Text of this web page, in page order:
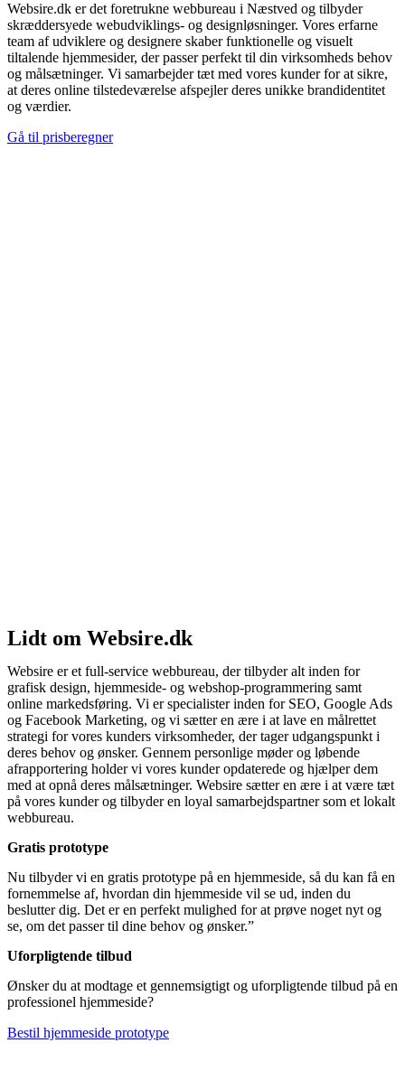
Websire.dk er det foretrukne webbureau i Næstved og tilbyder
skræddersyede webudviklings- og designløsninger. Vores erfarne
team af udviklere og designere skaber funktionelle og visuelt
tiltalende hjemmesider, der passer perfekt til din virksomheds behov
og målsætninger. Vi samarbejder tæt med vores kunder for at sikre,
at deres online tilstedeværelse afspejler deres unikke brandidentitet
og værdier.
Gå til prisberegner
Lidt om Websire.dk
Websire er et full-service webbureau, der tilbyder alt inden for
grafisk design, hjemmeside- og webshop-programmering samt
online markedsføring. Vi er specialister inden for SEO, Google Ads
og Facebook Marketing, og vi sætter en ære i at lave en målrettet
strategi for vores kunders virksomheder, der tager udgangspunkt i
deres behov og ønsker. Gennem personlige møder og løbende
afrapportering holder vi vores kunder opdaterede og hjælper dem
med at opnå deres målsætninger. Websire sætter en ære i at være tæt
på vores kunder og tilbyder en loyal samarbejdspartner som et lokalt
webbureau.
Gratis prototype
Nu tilbyder vi en gratis prototype på en hjemmeside, så du kan få en
fornemmelse af, hvordan din hjemmeside vil se ud, inden du
beslutter dig. Det er en perfekt mulighed for at prøve noget nyt og
se, om det passer til dine behov og ønsker.”
Uforpligtende tilbud
Ønsker du at modtage et gennemsigtigt og uforpligtende tilbud på en
professionel hjemmeside?
Bestil hjemmeside prototype